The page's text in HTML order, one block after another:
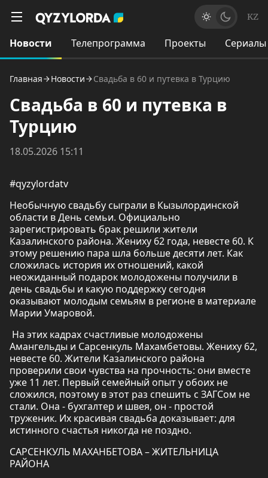
KZ
Новости Телепрограмма Проекты Сериалы
Главная Новости Свадьба в 60 и путевка в Турцию
Свадьба в 60 и путевка в
Турцию
18.05.2026 15:11
#qyzylordatv
Необычную свадьбу сыграли в Кызылординской
области в День семьи. Официально
зарегистрировать брак решили жители
Казалинского района. Жениху 62 года, невесте 60. К
этому решению пара шла больше десяти лет. Как
сложилась история их отношений, какой
неожиданный подарок молодожены получили в
день свадьбы и какую поддержку сегодня
оказывают молодым семьям в регионе в материале
Марии Умаровой.
На этих кадрах счастливые молодожены
Амангельды и Сарсенкуль Махамбетовы. Жениху 62,
невесте 60. Жители Казалинского района
проверили свои чувства на прочность: они вместе
уже 11 лет. Первый семейный опыт у обоих не
сложился, поэтому в этот раз спешить с ЗАГСом не
стали. Она - бухгалтер и швея, он - простой
труженик. Их красивая свадьба доказывает: для
истинного счастья никогда не поздно.
САРСЕНКУЛЬ МАХАНБЕТОВА – ЖИТЕЛЬНИЦА
РАЙОНА